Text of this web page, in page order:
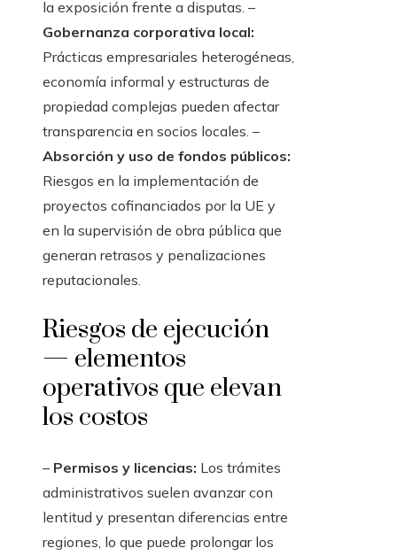
la exposición frente a disputas. –
Gobernanza corporativa local:
Prácticas empresariales heterogéneas,
economía informal y estructuras de
propiedad complejas pueden afectar
transparencia en socios locales. –
Absorción y uso de fondos públicos:
Riesgos en la implementación de
proyectos cofinanciados por la UE y
en la supervisión de obra pública que
generan retrasos y penalizaciones
reputacionales.
Riesgos de ejecución
— elementos
operativos que elevan
los costos
– Permisos y licencias: Los trámites
administrativos suelen avanzar con
lentitud y presentan diferencias entre
regiones, lo que puede prolongar los